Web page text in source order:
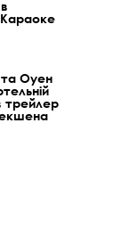
та Оуен
трейлер